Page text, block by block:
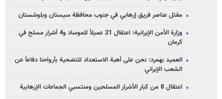
مقتل عناصر فريق إرهابي في جنوب محافظة سيستان وبلوشستان
وزارة الأمن الإيرانية: اعتقال 21 عميلاً للموساد و4 أشرار مسلح في
كرمان
العميد بهمرد: نحن على أهبة الاستعداد للتضحية بأرواحنا دفاعاً عن
الشعب الإيراني
اعتقال 8 من كبار الأشرار المسلحين ومنتسبي الجماعات الإرهابية